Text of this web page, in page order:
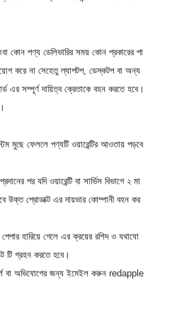
কোন পণ্য ডেলিভারির সময় কোন প্রকারের পা
করে না সেহেতু ল্যাপটপ, ডেস্কটপ বা অন্য
এর সম্পূর্ণ দায়িত্ব ক্রেতাকে বহন করতে হবে।
মুছে ফেললে পণ্যটি ওয়ারেন্টির আওতায় পড়বে
পর যদি ওয়ারেন্টি বা সার্ভিস বিভাগে ২ মা
উক্ত প্রোডাক্ট এর দায়ভার কোম্পানী বহন কর
পেপার হারিয়ে গেলে এর ক্রয়ের রশিদ ও যথাযো
টি গ্রহন করতে হবে।
বা অভিযোগের জন্য ইমেইল করুন redapple